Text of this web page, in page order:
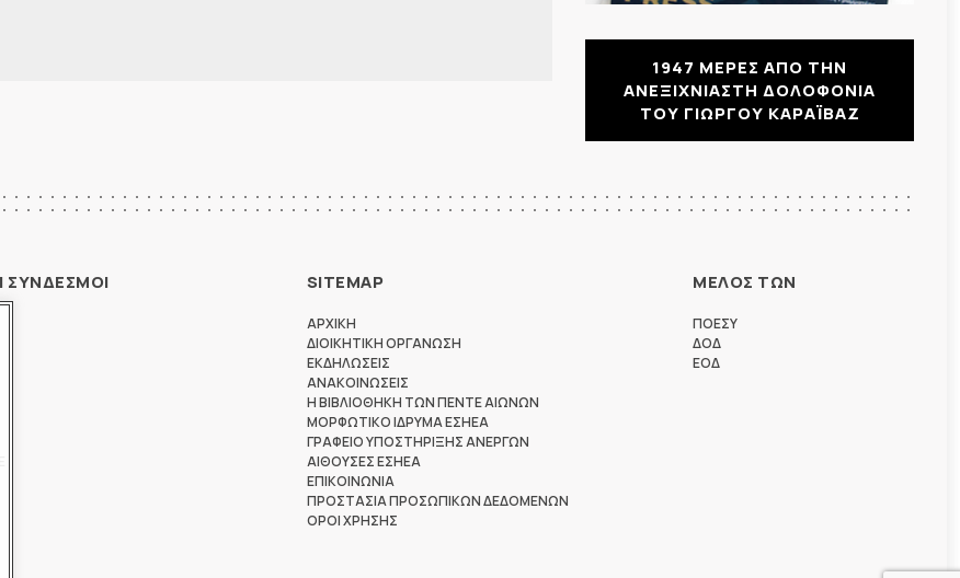
1947 ΜΕΡΕΣ ΑΠΟ ΤΗΝ
ΑΝΕΞΙΧΝΙΑΣΤΗ ΔΟΛΟΦΟΝΙΑ
ΤΟΥ ΓΙΩΡΓΟΥ ΚΑΡΑΪΒΑΖ
ΣΥΝΔΕΣΜΟΙ SITEMAP
ΑΡΧΙΚΗ
ΔΙΟΙΚΗΤΙΚΗ ΟΡΓΑΝΩΣΗ
ΕΚΔΗΛΩΣΕΙΣ
ΑΝΑΚΟΙΝΩΣΕΙΣ
Η ΒΙΒΛΙΟΘΗΚΗ ΤΩΝ ΠΕΝΤΕ ΑΙΩΝΩΝ
ΜΟΡΦΩΤΙΚΟ ΙΔΡΥΜΑ ΕΣΗΕΑ
ΓΡΑΦΕΙΟ ΥΠΟΣΤΗΡΙΞΗΣ ΑΝΕΡΓΩΝ
ΑΙΘΟΥΣΕΣ ΕΣΗΕΑ
ΕΠΙΚΟΙΝΩΝΙΑ
ΠΡΟΣΤΑΣΙΑ ΠΡΟΣΩΠΙΚΩΝ ΔΕΔΟΜΕΝΩΝ
ΟΡΟΙ ΧΡΗΣΗΣ
ΜΕΛΟΣ ΤΩΝ
ΠΟΕΣΥ
ΔΟΔ
ΕΟΔ